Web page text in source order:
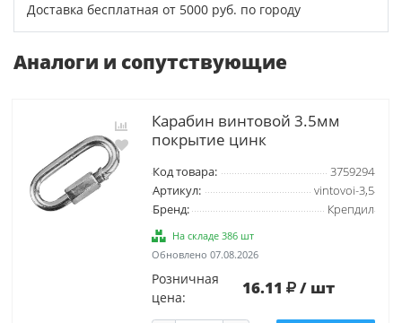
Доставка бесплатная от 5000 руб. по городу
Аналоги и сопутствующие
Карабин винтовой 3.5мм
покрытие цинк
Код товара:
3759294
Артикул:
vintovoi-3,5
Бренд:
Крепдил
На складе 386 шт
Обновлено 07.08.2026
Розничная
цена:
16.11 / шт